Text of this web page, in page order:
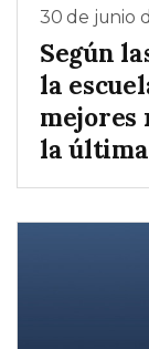
30 de junio
Según
la
mejores
la